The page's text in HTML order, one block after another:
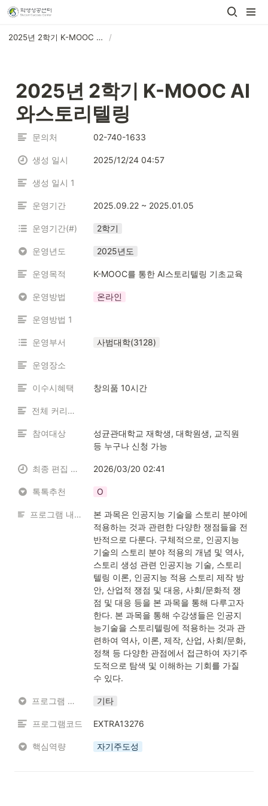
2025년 2학기 K-MOOC AI와스토리텔링 /
2025년 2학기 K-MOOC AI
와스토리텔링
문의처 02-740-1633
생성 일시 2025/12/24 04:57
생성 일시 1
운영기간 2025.09.22 ~ 2025.01.05
운영기간(#) 2학기
운영년도 2025년도
운영목적 K-MOOC를 통한 AI스토리텔링 기초교육
운영방법 온라인
운영방법 1
운영부서 사범대학(3128)
운영장소
이수시혜택 창의품 10시간
전체 커리큘럼
참여대상
성균관대학교 재학생, 대학원생, 교직원
등 누구나 신청 가능
최종 편집 일시 2026/03/20 02:41
톡톡추천 O
프로그램 내용 소개
본 과목은 인공지능 기술을 스토리 분야에
적용하는 것과 관련한 다양한 쟁점들을 전
반적으로 다룬다. 구체적으로, 인공지능
기술의 스토리 분야 적용의 개념 및 역사,
스토리 생성 관련 인공지능 기술, 스토리
텔링 이론, 인공지능 적용 스토리 제작 방
안, 산업적 쟁점 및 대응, 사회/문화적 쟁
점 및 대응 등을 본 과목을 통해 다루고자
한다. 본 과목을 통해 수강생들은 인공지
능기술을 스토리텔링에 적용하는 것과 관
련하여 역사, 이론, 제작, 산업, 사회/문화,
정책 등 다양한 관점에서 접근하여 자기주
도적으로 탐색 및 이해하는 기회를 가질
수 있다.
프로그램 유형 기타
프로그램코드 EXTRA13276
핵심역량 자기주도성